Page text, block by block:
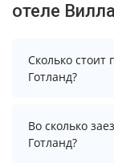
отеле
Сколько
Готланд?
Стоимость
начинается от
актуальные
Во сколько
Готланд?